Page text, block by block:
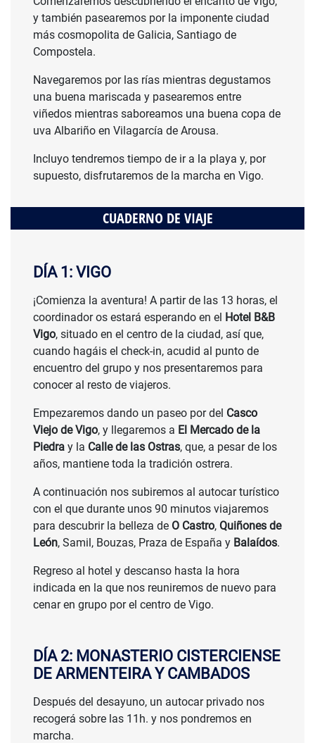
y también pasearemos por la imponente ciudad
más cosmopolita de Galicia, Santiago de
Compostela.
Navegaremos por las rías mientras degustamos
una buena mariscada y pasearemos entre
viñedos mientras saboreamos una buena copa de
uva Albariño en Vilagarcía de Arousa.
Incluyo tendremos tiempo de ir a la playa y, por
supuesto, disfrutaremos de la marcha en Vigo.
CUADERNO DE VIAJE
DÍA 1: VIGO
¡Comienza la aventura! A partir de las 13 horas, el
coordinador os estará esperando en el Hotel B&B
Vigo, situado en el centro de la ciudad, así que,
cuando hagáis el check-in, acudid al punto de
encuentro del grupo y nos presentaremos para
conocer al resto de viajeros.
Empezaremos dando un paseo por del Casco
Viejo de Vigo, y llegaremos a El Mercado de la
Piedra y la Calle de las Ostras, que, a pesar de los
años, mantiene toda la tradición ostrera.
A continuación nos subiremos al autocar turístico
con el que durante unos 90 minutos viajaremos
para descubrir la belleza de O Castro, Quiñones de
León, Samil, Bouzas, Praza de España y Balaídos.
Regreso al hotel y descanso hasta la hora
indicada en la que nos reuniremos de nuevo para
cenar en grupo por el centro de Vigo.
DÍA 2: MONASTERIO CISTERCIENSE
DE ARMENTEIRA Y CAMBADOS
Después del desayuno, un autocar privado nos
recogerá sobre las 11h. y nos pondremos en
marcha.